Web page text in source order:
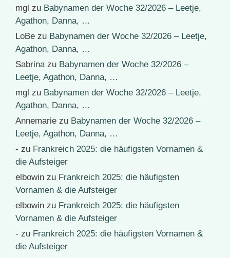
mgl zu Babynamen der Woche 32/2026 – Leetje,
Agathon, Danna, …
LoBe zu Babynamen der Woche 32/2026 – Leetje,
Agathon, Danna, …
Sabrinazu Babynamen der Woche 32/2026 –
Leetje, Agathon, Danna, …
mgl zu Babynamen der Woche 32/2026 – Leetje,
Agathon, Danna, …
Annemarie zu Babynamen der Woche 32/2026 –
Leetje, Agathon, Danna, …
- zu Frankreich 2025: die häufigsten Vornamen &
die Aufsteiger
elbowin zu Frankreich 2025: die häufigsten
Vornamen & die Aufsteiger
elbowin zu Frankreich 2025: die häufigsten
Vornamen & die Aufsteiger
- zu Frankreich 2025: die häufigsten Vornamen &
die Aufsteiger